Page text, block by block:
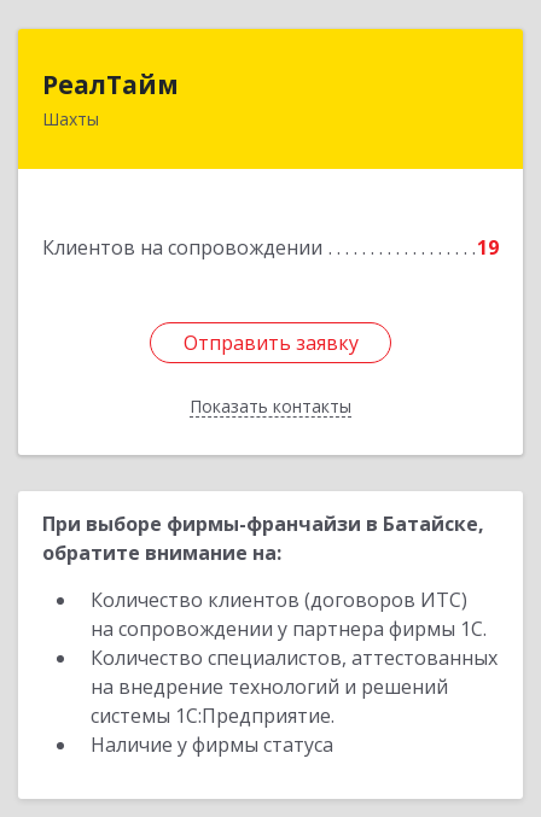
РеалТайм
Шахты
Клиентов на сопровождении 19
Отправить заявку
Показать контакты
Отправить заявку
Назад
При выборе фирмы-франчайзи в Батайске,
обратите внимание на:
Количество клиентов (договоров ИТС)
на сопровождении у партнера фирмы 1С.
Количество специалистов, аттестованных
на внедрение технологий и решений
системы 1С:Предприятие.
Наличие у фирмы статуса